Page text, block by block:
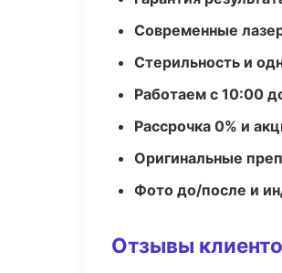
Современные
Стерильность и
Работаем с 10:00
Рассрочка 0% и
Оригинальные
Фото до/после и
Отзывы